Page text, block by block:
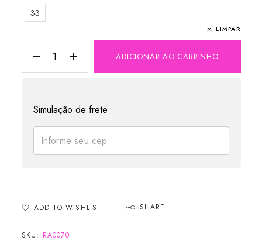
33
LIMPAR
ADICIONAR AO CARRINHO
Simulação de frete
ADD TO WISHLIST SHARE
SKU: RA0070